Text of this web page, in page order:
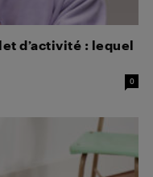
d’activité : lequel
0